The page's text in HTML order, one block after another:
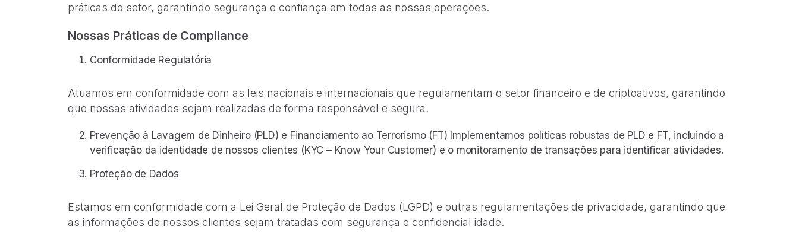
práticas do setor, garantindo segurança e confiança em todas as nossas operações.
Nossas Práticas de Compliance
Conformidade Regulatória
Atuamos em conformidade com as leis nacionais e internacionais que regulamentam o setor financeiro e de criptoativos, garantindo
que nossas atividades sejam realizadas de forma responsável e segura.
Prevenção à Lavagem de Dinheiro (PLD) e Financiamento ao Terrorismo (FT) Implementamos políticas robustas de PLD e FT, incluindo a
verificação da identidade de nossos clientes (KYC – Know Your Customer) e o monitoramento de transações para identificar atividades.
Proteção de Dados
Estamos em conformidade com a Lei Geral de Proteção de Dados (LGPD) e outras regulamentações de privacidade, garantindo que
as informações de nossos clientes sejam tratadas com segurança e confidencial idade.